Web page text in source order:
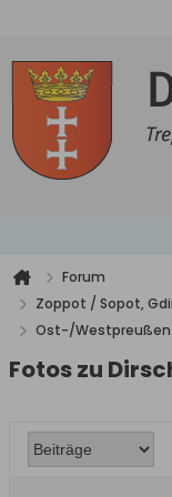
Forum
Zoppot / Sopot,
Ost-/Westpreußen
Fotos zu